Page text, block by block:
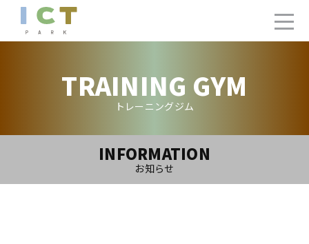
TRAINING GYM
トレーニングジム
INFORMATION
お知らせ